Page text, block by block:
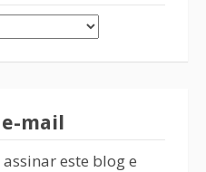
mail
este blog e